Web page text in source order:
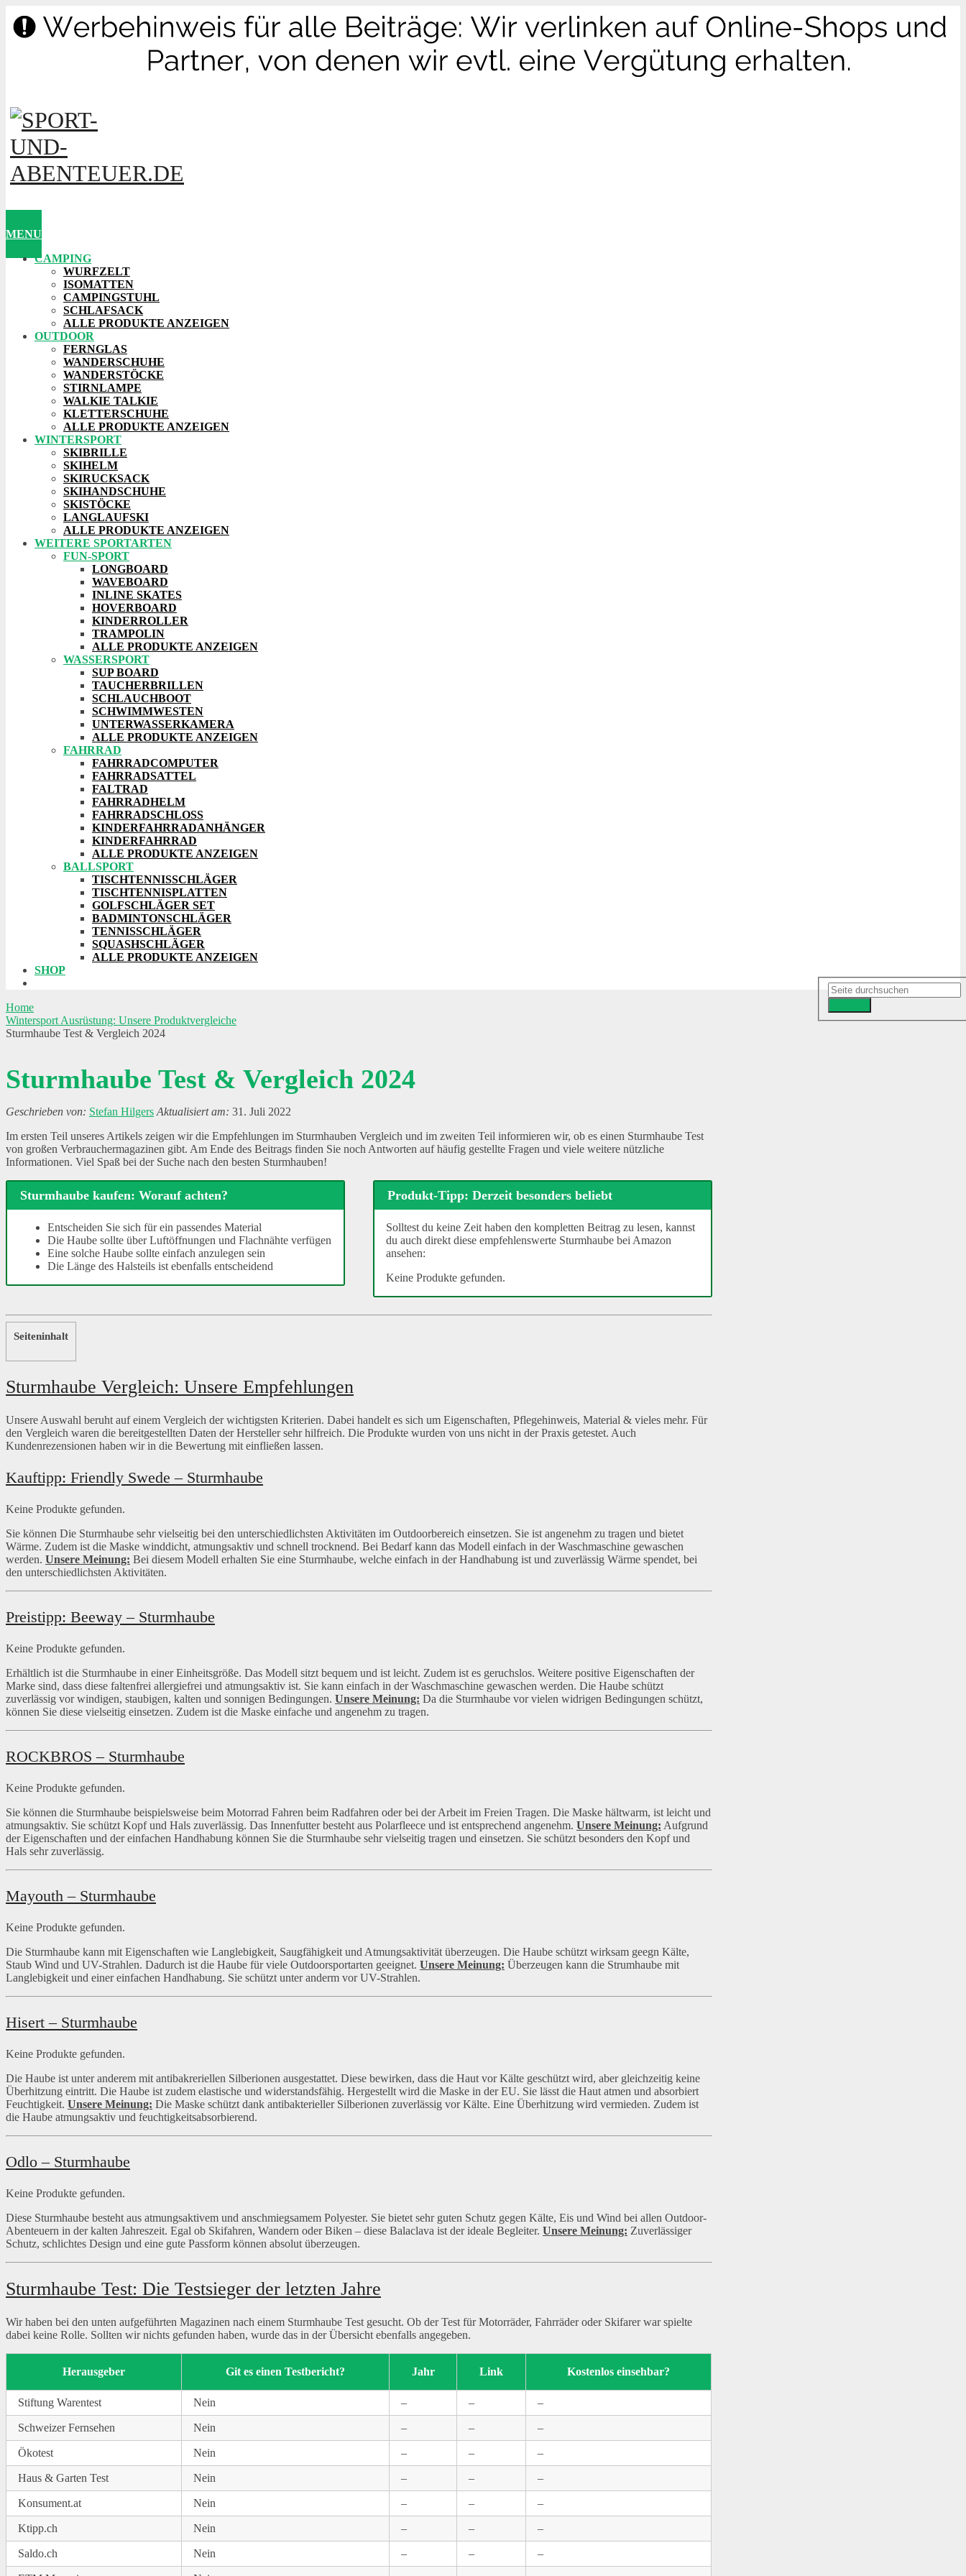
MENU
CAMPING
WURFZELT
ISOMATTEN
CAMPINGSTUHL
SCHLAFSACK
ALLE PRODUKTE ANZEIGEN
OUTDOOR
FERNGLAS
WANDERSCHUHE
WANDERSTÖCKE
STIRNLAMPE
WALKIE TALKIE
KLETTERSCHUHE
ALLE PRODUKTE ANZEIGEN
WINTERSPORT
SKIBRILLE
SKIHELM
SKIRUCKSACK
SKIHANDSCHUHE
SKISTÖCKE
LANGLAUFSKI
ALLE PRODUKTE ANZEIGEN
WEITERE SPORTARTEN
FUN-SPORT
LONGBOARD
WAVEBOARD
INLINE SKATES
HOVERBOARD
KINDERROLLER
TRAMPOLIN
ALLE PRODUKTE ANZEIGEN
WASSERSPORT
SUP BOARD
TAUCHERBRILLEN
SCHLAUCHBOOT
SCHWIMMWESTEN
UNTERWASSERKAMERA
ALLE PRODUKTE ANZEIGEN
FAHRRAD
FAHRRADCOMPUTER
FAHRRADSATTEL
FALTRAD
FAHRRADHELM
FAHRRADSCHLOSS
KINDERFAHRRADANHÄNGER
KINDERFAHRRAD
ALLE PRODUKTE ANZEIGEN
BALLSPORT
TISCHTENNISSCHLÄGER
TISCHTENNISPLATTEN
GOLFSCHLÄGER SET
BADMINTONSCHLÄGER
TENNISSCHLÄGER
SQUASHSCHLÄGER
ALLE PRODUKTE ANZEIGEN
SHOP
Home
Wintersport Ausrüstung: Unsere Produktvergleiche
Sturmhaube Test & Vergleich 2024
Sturmhaube Test & Vergleich 2024
Stefan Hilgers
31. Juli 2022
Im ersten Teil unseres Artikels zeigen wir die Empfehlungen im Sturmhauben Vergleich und im zweiten Teil informieren wir, ob es einen Sturmhaube Test
von großen Verbrauchermagazinen gibt. Am Ende des Beitrags finden Sie noch Antworten auf häufig gestellte Fragen und viele weitere nützliche
Informationen. Viel Spaß bei der Suche nach den besten Sturmhauben!
Sturmhaube kaufen: Worauf achten?
Entscheiden Sie sich für ein passendes Material
Die Haube sollte über Luftöffnungen und Flachnähte verfügen
Eine solche Haube sollte einfach anzulegen sein
Die Länge des Halsteils ist ebenfalls entscheidend
Produkt-Tipp: Derzeit besonders beliebt
Solltest du keine Zeit haben den kompletten Beitrag zu lesen, kannst
du auch direkt diese empfehlenswerte Sturmhaube bei Amazon
ansehen:
Keine Produkte gefunden.
Seiteninhalt
Sturmhaube Vergleich: Unsere Empfehlungen
Unsere Auswahl beruht auf einem Vergleich der wichtigsten Kriterien. Dabei handelt es sich um Eigenschaften, Pflegehinweis, Material & vieles mehr. Für
den Vergleich waren die bereitgestellten Daten der Hersteller sehr hilfreich. Die Produkte wurden von uns nicht in der Praxis getestet. Auch
Kundenrezensionen haben wir in die Bewertung mit einfließen lassen.
Kauftipp: Friendly Swede – Sturmhaube
Keine Produkte gefunden.
Sie können Die Sturmhaube sehr vielseitig bei den unterschiedlichsten Aktivitäten im Outdoorbereich einsetzen. Sie ist angenehm zu tragen und bietet
Wärme. Zudem ist die Maske winddicht, atmungsaktiv und schnell trocknend. Bei Bedarf kann das Modell einfach in der Waschmaschine gewaschen
werden. Unsere Meinung: Bei diesem Modell erhalten Sie eine Sturmhaube, welche einfach in der Handhabung ist und zuverlässig Wärme spendet, bei
den unterschiedlichsten Aktivitäten.
Preistipp: Beeway – Sturmhaube
Keine Produkte gefunden.
Erhältlich ist die Sturmhaube in einer Einheitsgröße. Das Modell sitzt bequem und ist leicht. Zudem ist es geruchslos. Weitere positive Eigenschaften der
Marke sind, dass diese faltenfrei allergiefrei und atmungsaktiv ist. Sie kann einfach in der Waschmaschine gewaschen werden. Die Haube schützt
zuverlässig vor windigen, staubigen, kalten und sonnigen Bedingungen. Unsere Meinung: Da die Sturmhaube vor vielen widrigen Bedingungen schützt,
können Sie diese vielseitig einsetzen. Zudem ist die Maske einfache und angenehm zu tragen.
ROCKBROS – Sturmhaube
Keine Produkte gefunden.
Sie können die Sturmhaube beispielsweise beim Motorrad Fahren beim Radfahren oder bei der Arbeit im Freien Tragen. Die Maske hältwarm, ist leicht und
atmungsaktiv. Sie schützt Kopf und Hals zuverlässig. Das Innenfutter besteht aus Polarfleece und ist entsprechend angenehm. Unsere Meinung: Aufgrund
der Eigenschaften und der einfachen Handhabung können Sie die Sturmhaube sehr vielseitig tragen und einsetzen. Sie schützt besonders den Kopf und
Hals sehr zuverlässig.
Mayouth – Sturmhaube
Keine Produkte gefunden.
Die Sturmhaube kann mit Eigenschaften wie Langlebigkeit, Saugfähigkeit und Atmungsaktivität überzeugen. Die Haube schützt wirksam geegn Kälte,
Staub Wind und UV-Strahlen. Dadurch ist die Haube für viele Outdoorsportarten geeignet. Unsere Meinung: Überzeugen kann die Strumhaube mit
Langlebigkeit und einer einfachen Handhabung. Sie schützt unter anderm vor UV-Strahlen.
Hisert – Sturmhaube
Keine Produkte gefunden.
Die Haube ist unter anderem mit antibakreriellen Silberionen ausgestattet. Diese bewirken, dass die Haut vor Kälte geschützt wird, aber gleichzeitig keine
Überhitzung eintritt. Die Haube ist zudem elastische und widerstandsfähig. Hergestellt wird die Maske in der EU. Sie lässt die Haut atmen und absorbiert
Feuchtigkeit. Unsere Meinung: Die Maske schützt dank antibakterieller Silberionen zuverlässig vor Kälte. Eine Überhitzung wird vermieden. Zudem ist
die Haube atmungsaktiv und feuchtigkeitsabsorbierend.
Odlo – Sturmhaube
Keine Produkte gefunden.
Diese Sturmhaube besteht aus atmungsaktivem und anschmiegsamem Polyester. Sie bietet sehr guten Schutz gegen Kälte, Eis und Wind bei allen Outdoor-
Abenteuern in der kalten Jahreszeit. Egal ob Skifahren, Wandern oder Biken – diese Balaclava ist der ideale Begleiter. Unsere Meinung: Zuverlässiger
Schutz, schlichtes Design und eine gute Passform können absolut überzeugen.
Sturmhaube Test: Die Testsieger der letzten Jahre
Wir haben bei den unten aufgeführten Magazinen nach einem Sturmhaube Test gesucht. Ob der Test für Motorräder, Fahrräder oder Skifarer war spielte
dabei keine Rolle. Sollten wir nichts gefunden haben, wurde das in der Übersicht ebenfalls angegeben.
Herausgeber Git es einen Testbericht? Jahr Link Kostenlos einsehbar?
Stiftung Warentest Nein – – –
Schweizer Fernsehen Nein – – –
Ökotest Nein – – –
Haus & Garten Test Nein – – –
Konsument.at Nein – – –
Ktipp.ch Nein – – –
Saldo.ch Nein – – –